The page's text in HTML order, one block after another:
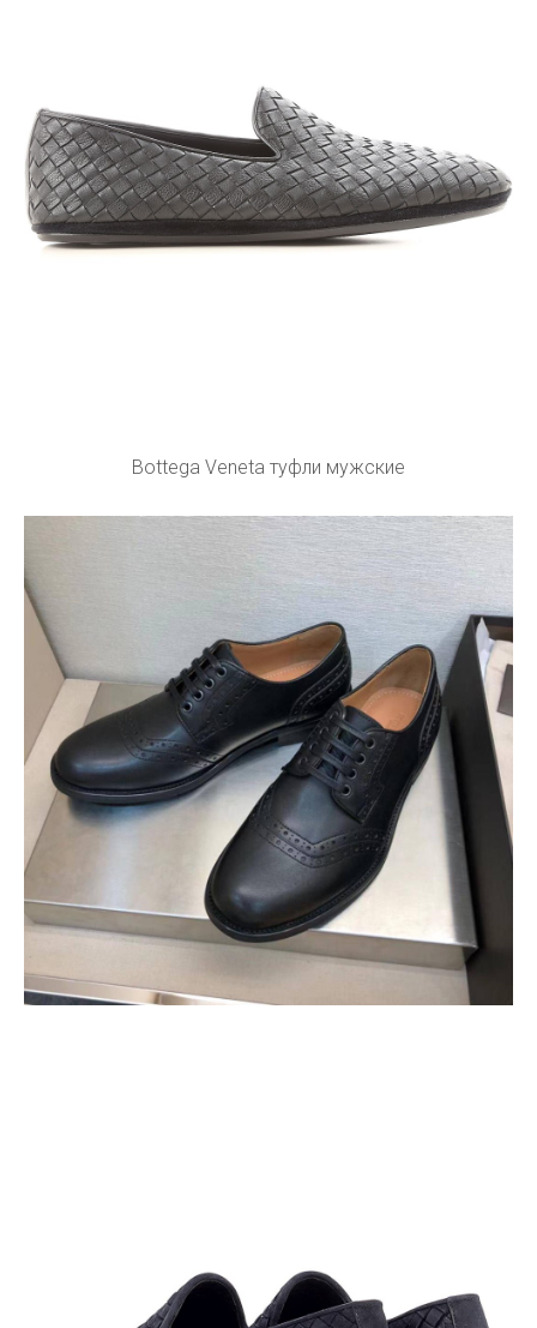
Bottega Veneta туфли мужские